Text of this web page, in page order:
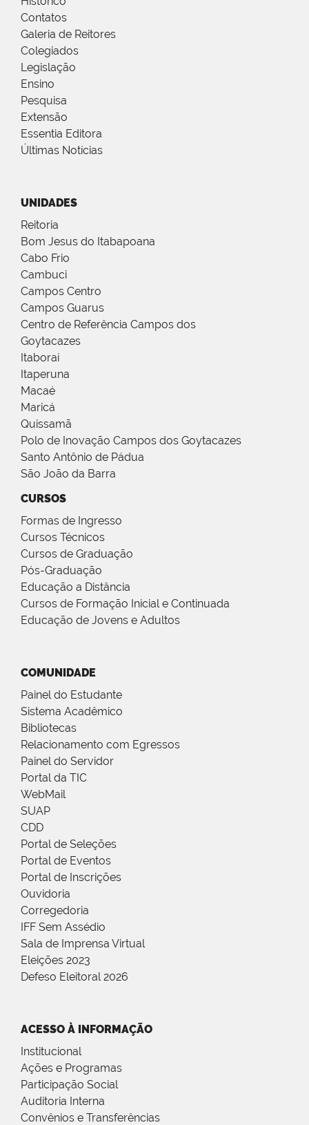
Contatos
Galeria de Reitores
Colegiados
Legislação
Ensino
Pesquisa
Extensão
Essentia Editora
Últimas Notícias
UNIDADES
Reitoria
Bom Jesus do Itabapoana
Cabo Frio
Cambuci
Campos Centro
Campos Guarus
Centro de Referência Campos dos
Goytacazes
Itaboraí
Itaperuna
Macaé
Maricá
Quissamã
Polo de Inovação Campos dos Goytacazes
Santo Antônio de Pádua
São João da Barra
CURSOS
Formas de Ingresso
Cursos Técnicos
Cursos de Graduação
Pós-Graduação
Educação a Distância
Cursos de Formação Inicial e Continuada
Educação de Jovens e Adultos
COMUNIDADE
Painel do Estudante
Sistema Acadêmico
Bibliotecas
Relacionamento com Egressos
Painel do Servidor
Portal da TIC
WebMail
SUAP
CDD
Portal de Seleções
Portal de Eventos
Portal de Inscrições
Ouvidoria
Corregedoria
IFF Sem Assédio
Sala de Imprensa Virtual
Eleições 2023
Defeso Eleitoral 2026
ACESSO À INFORMAÇÃO
Institucional
Ações e Programas
Participação Social
Auditoria Interna
Convênios e Transferências